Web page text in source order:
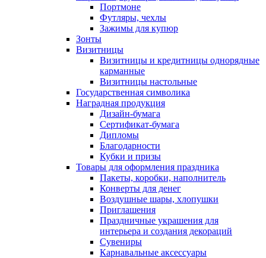
Портмоне
Футляры, чехлы
Зажимы для купюр
Зонты
Визитницы
Визитницы и кредитницы однорядные
карманные
Визитницы настольные
Государственная символика
Наградная продукция
Дизайн-бумага
Сертификат-бумага
Дипломы
Благодарности
Кубки и призы
Товары для оформления праздника
Пакеты, коробки, наполнитель
Конверты для денег
Воздушные шары, хлопушки
Приглашения
Праздничные украшения для
интерьера и создания декораций
Сувениры
Карнавальные аксессуары